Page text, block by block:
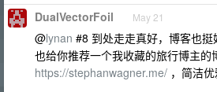
DualVectorFoil May 21
@lynan #8 到处走走真好，博客也挺
也给你推荐一个我收藏的旅行博主的
https://stephanwagner.me/ ，简洁优